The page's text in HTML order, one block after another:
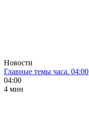
Новости
Главные темы часа. 04:00
04:00
4 мин